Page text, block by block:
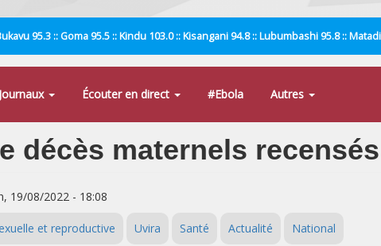
95.3 :: Goma 95.5 :: Kindu 103.0 :: Kisangani 94.8 :: Lubumbashi 95.8 ::
Journaux Écouter en direct #Ebola Autres
décès maternels
19/08/2022 - 18:08
et reproductive Uvira Santé Actualité National